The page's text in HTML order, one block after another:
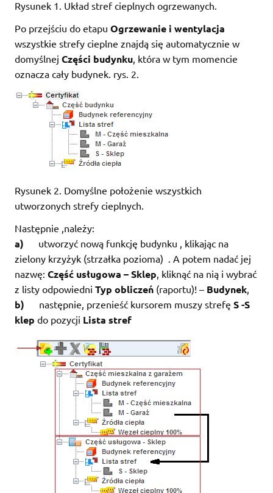
Rysunek 1. Układ stref cieplnych ogrzewanych.
Po przejściu do etapu Ogrzewanie i wentylacja
wszystkie strefy cieplne znajdą się automatycznie w
domyślnej Części budynku , która w tym momencie
oznacza cały budynek. rys. 2.
Rysunek 2. Domyślne położenie wszystkich
utworzonych strefy cieplnych.
Następnie ,należy:
a) utworzyć nową funkcję budynku , klikając na
zielony krzyżyk (strzałka pozioma) . A potem nadać jej
nazwę: Część usługowa – Sklep , kliknąć na nią i wybrać
z listy odpowiedni Typ obliczeń (raportu)! – Budynek
b) następnie, przenieść kursorem muszy strefę S -S
klep do pozycji Lista stref